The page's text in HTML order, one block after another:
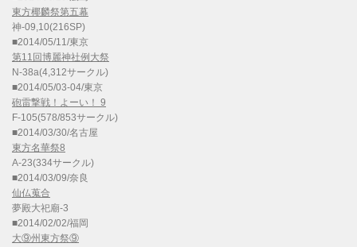
東方椰麟祭第五幕
神-09,10(216SP)
■2014/05/11/東京
第11回博麗神社例大祭
N-38a(4,312サークル)
■2014/05/03-04/東京
砲雷撃戦！よーい！ 9
F-105(578/853サークル)
■2014/03/30/名古屋
東方名華祭8
A-23(334サークル)
■2014/03/09/奈良
仙仏蒐合
夢殿大祀廟-3
■2014/02/02/福岡
大⑨州東方祭⑨